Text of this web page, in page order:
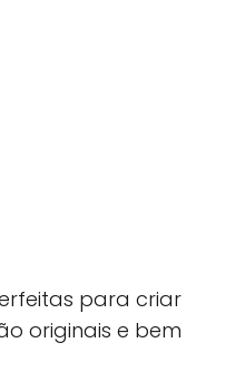
para criar
originais e bem